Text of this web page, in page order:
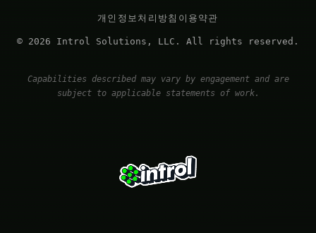
개인정보처리방침 이용약관
© 2026 Introl Solutions, LLC. All rights reserved.
Capabilities described may vary by engagement and are
subject to applicable statements of work.